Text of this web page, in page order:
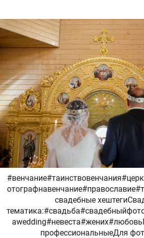
свадебные
профессиональныеДля